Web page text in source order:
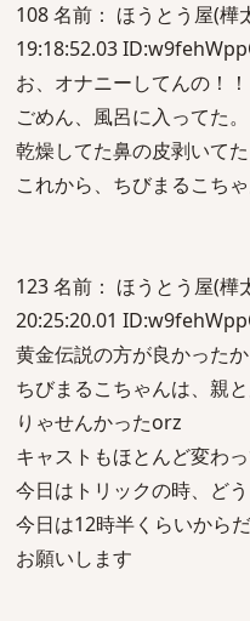
108 名前： ほうとう屋(
19:18:52.03
お、オナニーしてんの！！
ごめん、風呂に入ってた。
乾燥してた鼻の皮剥いて
これから、ちびまるこち
123 名前： ほうとう屋(
20:25:20.01
黄金伝説の方が良かったか
ちびまるこちゃんは、親
りゃせんかったorz
キャストもほとんど変わ
今日はトリックの時、どう
今日は12時半くらいから
お願いします